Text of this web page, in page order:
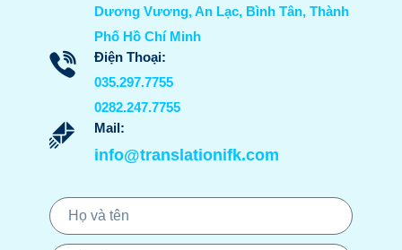
Dương Vương, An Lạc, Bình Tân, Thành
Phố Hồ Chí Minh
Điện Thoại:
035.297.7755
0282.247.7755
Mail:
info@translationifk.com